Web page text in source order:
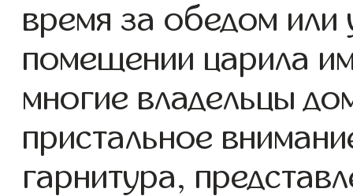
время за обедом
помещении царила
многие владельцы
пристальное
гарнитура,